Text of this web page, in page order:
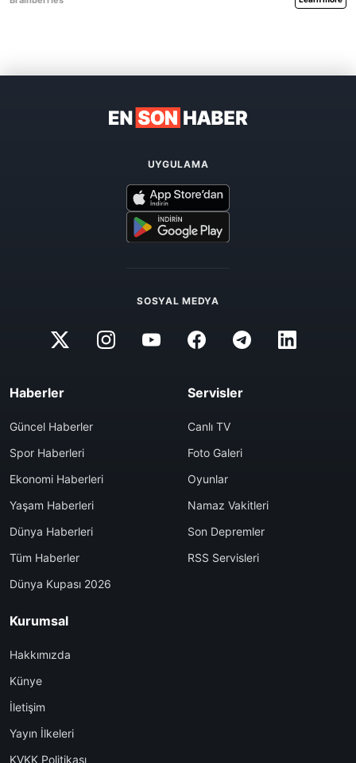
UYGULAMA
SOSYAL MEDYA
Haberler
Güncel Haberler
Spor Haberleri
Ekonomi Haberleri
Yaşam Haberleri
Dünya Haberleri
Tüm Haberler
Dünya Kupası 2026
Servisler
Canlı TV
Foto Galeri
Oyunlar
Namaz Vakitleri
Son Depremler
RSS Servisleri
Kurumsal
Hakkımızda
Künye
İletişim
Yayın İlkeleri
KVKK Politikası